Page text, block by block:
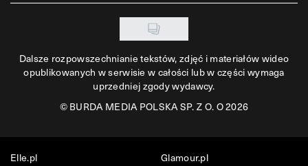
Dalsze rozpowszechnianie tekstów, zdjęć i materiałów wideo
opublikowanych w serwisie w całości lub w części wymaga
uprzedniej zgody wydawcy.
©BURDA MEDIA POLSKA SP. Z O. O 2026
Elle.pl
Glamour.pl